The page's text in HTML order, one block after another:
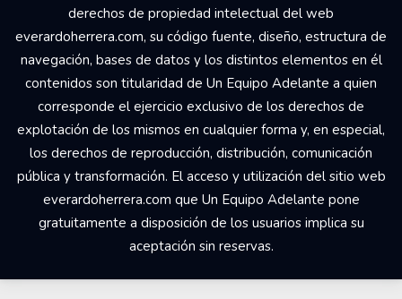
derechos de propiedad intelectual del web
everardoherrera.com, su código fuente, diseño, estructura de
navegación, bases de datos y los distintos elementos en él
contenidos son titularidad de Un Equipo Adelante a quien
corresponde el ejercicio exclusivo de los derechos de
explotación de los mismos en cualquier forma y, en especial,
los derechos de reproducción, distribución, comunicación
pública y transformación. El acceso y utilización del sitio web
everardoherrera.com que Un Equipo Adelante pone
gratuitamente a disposición de los usuarios implica su
aceptación sin reservas.